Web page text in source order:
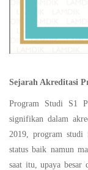
Sejarah Akreditasi
Program Studi S1
signifikan dalam
2019, program studi
status baik namun
saat itu, upaya besar